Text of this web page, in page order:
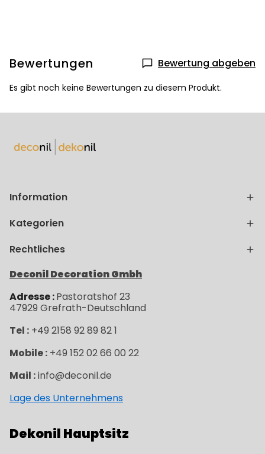
Bewertungen Bewertung abgeben
Es gibt noch keine Bewertungen zu diesem Produkt.
Information
Kategorien
Rechtliches
Deconil Decoration Gmbh
Adresse :Pastoratshof 23
47929 Grefrath-Deutschland
Tel : +49 2158 92 89 82 1
Mobile : +49 152 02 66 00 22
Mail :info@deconil.de
Lage des Unternehmens
Dekonil Hauptsitz